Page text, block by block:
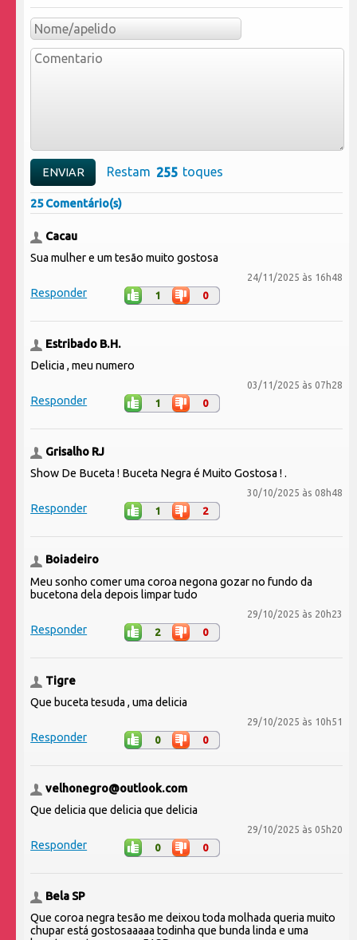
Restam toques
25 Comentário(s)
Cacau
Sua mulher e um tesão muito gostosa
24/11/2025 às 16h48
Responder 1 0
Estribado B.H.
Delicia , meu numero
03/11/2025 às 07h28
Responder 1 0
Grisalho RJ
Show De Buceta ! Buceta Negra é Muito Gostosa ! .
30/10/2025 às 08h48
Responder 1 2
Boiadeiro
Meu sonho comer uma coroa negona gozar no fundo da
bucetona dela depois limpar tudo
29/10/2025 às 20h23
Responder 2 0
Tigre
Que buceta tesuda , uma delicia
29/10/2025 às 10h51
Responder 0 0
velhonegro@outlook.com
Que delicia que delicia que delicia
29/10/2025 às 05h20
Responder 0 0
Bela SP
Que coroa negra tesão me deixou toda molhada queria muito
chupar está gostosaaaaa todinha que bunda linda e uma